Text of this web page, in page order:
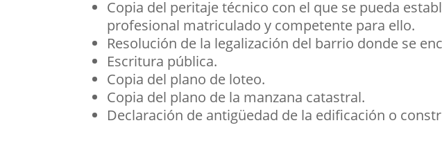
Copia del peritaje técnico con el que se pueda
profesional matriculado y competente para ello.
Resolución de la legalización del barrio donde se
Escritura pública.
Copia del plano de loteo.
Copia del plano de la manzana catastral.
Declaración de antigüedad de la edificación o